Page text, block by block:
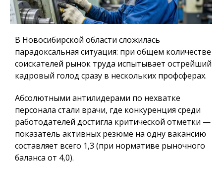
В Новосибирской области сложилась
парадоксальная ситуация: при общем количестве
соискателей рынок труда испытывает острейший
кадровый голод сразу в нескольких профсферах.
Абсолютными антилидерами по нехватке
персонала стали врачи, где конкуренция среди
работодателей достигла критической отметки —
показатель активных резюме на одну вакансию
составляет всего 1,3 (при нормативе рыночного
баланса от 4,0).